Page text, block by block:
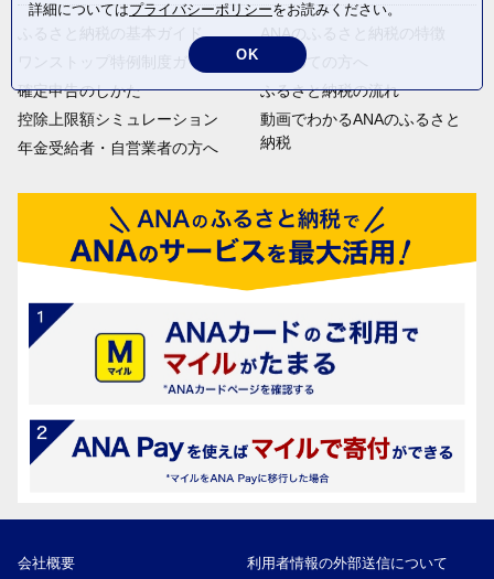
ふるさと納税の基本ガイド
ワンストップ特例制度ガイド
確定申告のしかた
控除上限額シミュレーション
年金受給者・自営業者の方へ
ANAのふるさと納税の特徴
はじめての方へ
ふるさと納税の流れ
動画でわかるANAのふるさと
納税
会社概要 利用者情報の外部送信について
詳細についてはプライバシーポリシーをお読みください。
OK